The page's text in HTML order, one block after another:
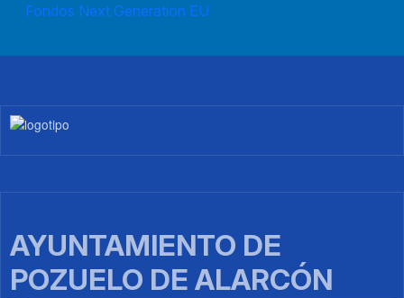
Fondos Next Generation EU
Imagen
AYUNTAMIENTO DE
POZUELO DE ALARCÓN